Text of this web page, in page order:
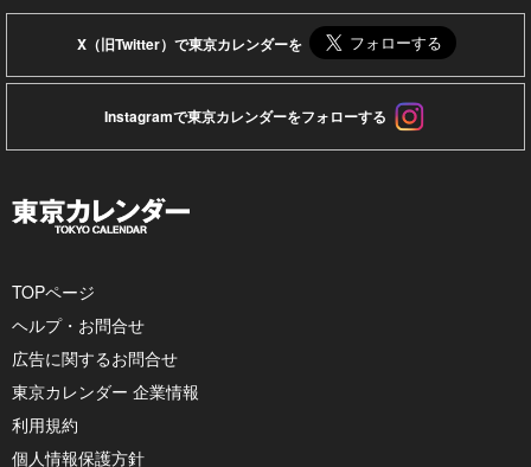
X（旧Twitter）で東京カレンダーを
Instagramで東京カレンダーをフォローする
TOPページ
ヘルプ・お問合せ
広告に関するお問合せ
東京カレンダー 企業情報
利用規約
個人情報保護方針